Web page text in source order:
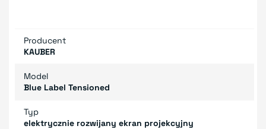
Producent
KAUBER
Model
Blue Label Tensioned
Typ
elektrycznie rozwijany ekran projekcyjny